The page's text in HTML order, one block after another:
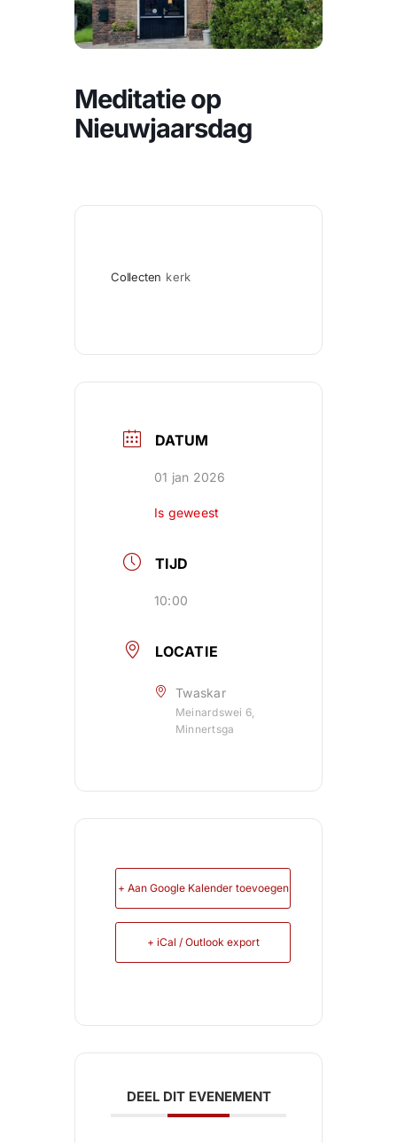
CONTACT |
Meditatie op
Nieuwjaarsdag
Collecten kerk
DATUM
01 jan 2026
Is geweest
TIJD
10:00
LOCATIE
Twaskar
Meinardswei 6,
Minnertsga
+ Aan Google Kalender toevoegen
+ iCal / Outlook export
DEEL DIT EVENEMENT